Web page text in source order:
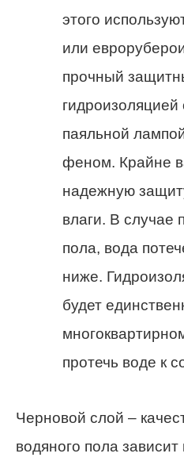
этого
или
прочный
паяльной
феном. Крайне
надежную
влаги. В случае
пола, вода
ниже.
будет
протечь воде к
Черновой слой –
водяного пола